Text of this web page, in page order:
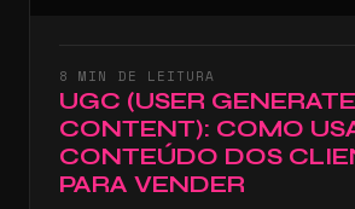
8 MIN DE LEITURA
UGC (USER
CONTENT): COMO
CONTEÚDO DOS
PARA VENDER